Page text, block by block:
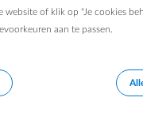
of klik op "Je cookies
aan te passen.